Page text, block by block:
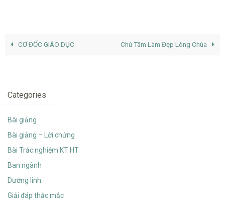
CƠ ĐỐC GIÁO DỤC Chú Tâm Làm Đẹp Lòng Chúa
Categories
Bài giảng
Bài giảng – Lời chứng
Bài Trắc nghiệm KT HT
Ban ngành
Dưỡng linh
Giải đáp thắc mắc